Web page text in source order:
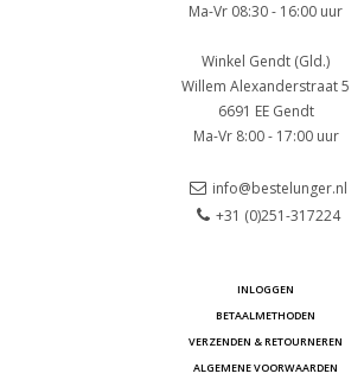
Ma-Vr 08:30 - 16:00 uur
Winkel Gendt (Gld.)
Willem Alexanderstraat 5
6691 EE Gendt
Ma-Vr 8:00 - 17:00 uur
info@bestelunger.nl
+31 (0)251-317224
INLOGGEN
BETAALMETHODEN
VERZENDEN & RETOURNEREN
ALGEMENE VOORWAARDEN